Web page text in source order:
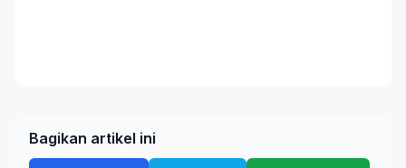
Bagikan artikel ini